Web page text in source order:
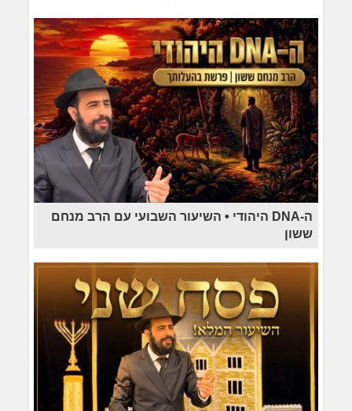
ה-DNA היהודי • השיעור השבועי עם הרב מנחם
ששון